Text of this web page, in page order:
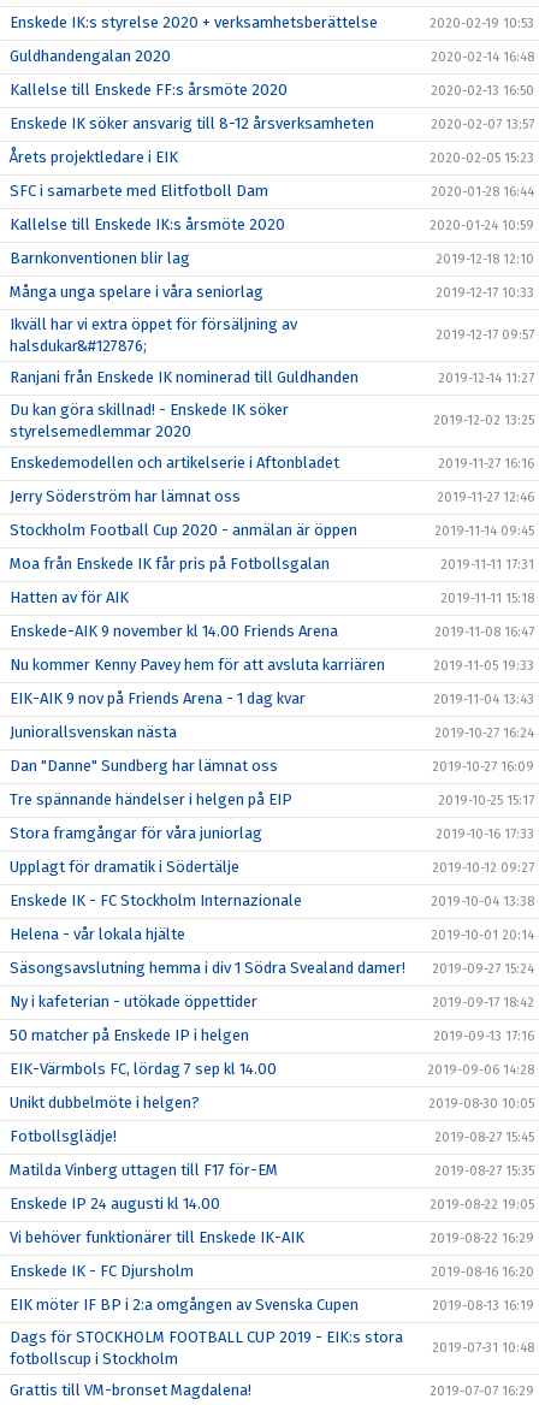
Enskede IK:s styrelse 2020 + verksamhetsberättelse 2020-02-19 10:53
Guldhandengalan 2020 2020-02-14 16:48
Kallelse till Enskede FF:s årsmöte 2020 2020-02-13 16:50
Enskede IK söker ansvarig till 8-12 årsverksamheten 2020-02-07 13:57
Årets projektledare i EIK 2020-02-05 15:23
SFC i samarbete med Elitfotboll Dam 2020-01-28 16:44
Kallelse till Enskede IK:s årsmöte 2020 2020-01-24 10:59
Barnkonventionen blir lag 2019-12-18 12:10
Många unga spelare i våra seniorlag 2019-12-17 10:33
Ikväll har vi extra öppet för försäljning av
halsdukar&#127876;
2019-12-17 09:57
Ranjani från Enskede IK nominerad till Guldhanden 2019-12-14 11:27
Du kan göra skillnad! - Enskede IK söker
styrelsemedlemmar 2020
2019-12-02 13:25
Enskedemodellen och artikelserie i Aftonbladet 2019-11-27 16:16
Jerry Söderström har lämnat oss 2019-11-27 12:46
Stockholm Football Cup 2020 - anmälan är öppen 2019-11-14 09:45
Moa från Enskede IK får pris på Fotbollsgalan 2019-11-11 17:31
Hatten av för AIK 2019-11-11 15:18
Enskede-AIK 9 november kl 14.00 Friends Arena 2019-11-08 16:47
Nu kommer Kenny Pavey hem för att avsluta karriären 2019-11-05 19:33
EIK-AIK 9 nov på Friends Arena - 1 dag kvar 2019-11-04 13:43
Juniorallsvenskan nästa 2019-10-27 16:24
Dan "Danne" Sundberg har lämnat oss 2019-10-27 16:09
Tre spännande händelser i helgen på EIP 2019-10-25 15:17
Stora framgångar för våra juniorlag 2019-10-16 17:33
Upplagt för dramatik i Södertälje 2019-10-12 09:27
Enskede IK - FC Stockholm Internazionale 2019-10-04 13:38
Helena - vår lokala hjälte 2019-10-01 20:14
Säsongsavslutning hemma i div 1 Södra Svealand damer! 2019-09-27 15:24
Ny i kafeterian - utökade öppettider 2019-09-17 18:42
50 matcher på Enskede IP i helgen 2019-09-13 17:16
EIK-Värmbols FC, lördag 7 sep kl 14.00 2019-09-06 14:28
Unikt dubbelmöte i helgen? 2019-08-30 10:05
Fotbollsglädje! 2019-08-27 15:45
Matilda Vinberg uttagen till F17 för-EM 2019-08-27 15:35
Enskede IP 24 augusti kl 14.00 2019-08-22 19:05
Vi behöver funktionärer till Enskede IK-AIK 2019-08-22 16:29
Enskede IK - FC Djursholm 2019-08-16 16:20
EIK möter IF BP i 2:a omgången av Svenska Cupen 2019-08-13 16:19
Dags för STOCKHOLM FOOTBALL CUP 2019 - EIK:s stora
fotbollscup i Stockholm
2019-07-31 10:48
Grattis till VM-bronset Magdalena! 2019-07-07 16:29